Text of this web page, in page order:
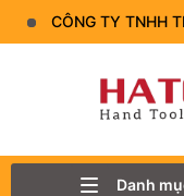
CÔNG TY TNHH
Danh